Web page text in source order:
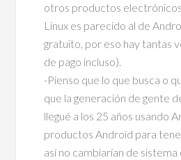
otros productos
Linux es parecido al de
gratuito, por eso hay tantas
de pago incluso).
-Pienso que lo que busca o
que la generación de gente
llegué a los 25 años usando
productos Android para
así no cambiarían de